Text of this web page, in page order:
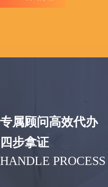
专属顾问高效代办
四步拿证
HANDLE PROCESS